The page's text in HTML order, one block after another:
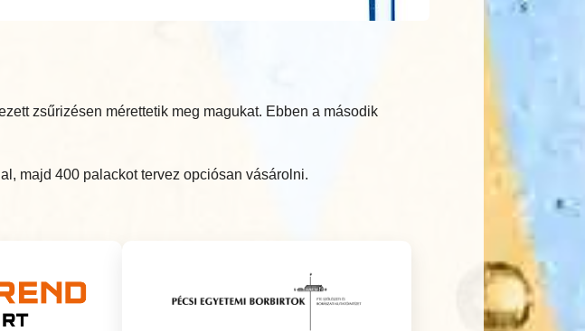
zsűrizésen mérettetik meg magukat. Ebben a második
majd 400 palackot tervez opciósan vásárolni.